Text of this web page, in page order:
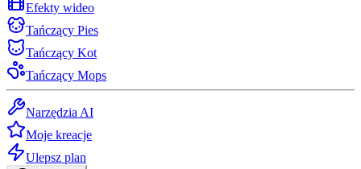
Efekty wideo
Tańczący Pies
Tańczący Kot
Tańczący Mops
Narzędzia AI
Moje kreacje
Ulepsz plan